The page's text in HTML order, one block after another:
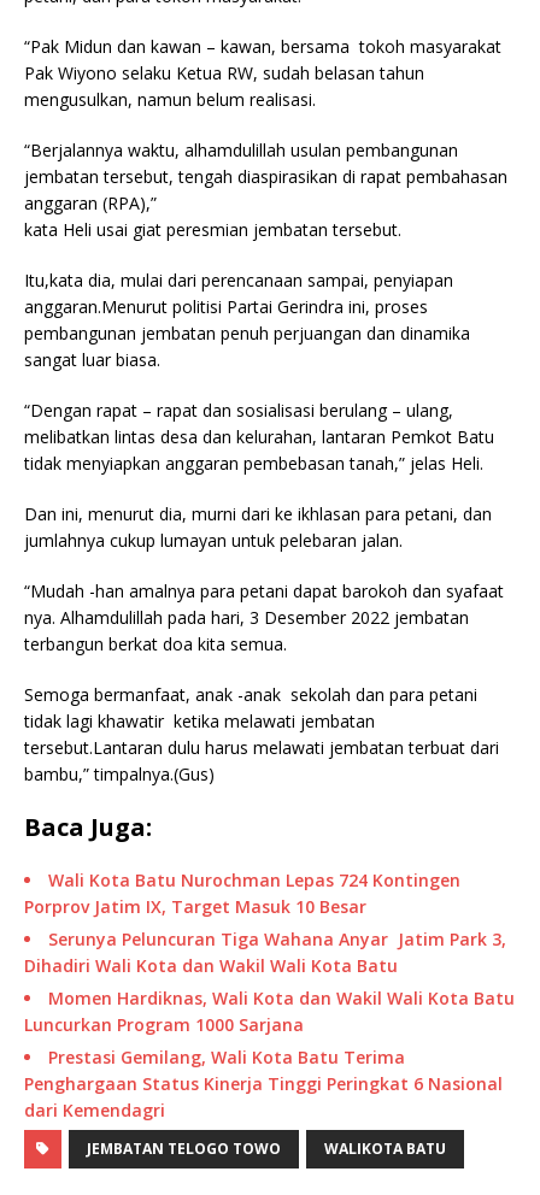
“Pak Midun dan kawan – kawan, bersama tokoh masyarakat
Pak Wiyono selaku Ketua RW, sudah belasan tahun
mengusulkan, namun belum realisasi.
“Berjalannya waktu, alhamdulillah usulan pembangunan
jembatan tersebut, tengah diaspirasikan di rapat pembahasan
anggaran (RPA),”
kata Heli usai giat peresmian jembatan tersebut.
Itu,kata dia, mulai dari perencanaan sampai, penyiapan
anggaran.Menurut politisi Partai Gerindra ini, proses
pembangunan jembatan penuh perjuangan dan dinamika
sangat luar biasa.
“Dengan rapat – rapat dan sosialisasi berulang – ulang,
melibatkan lintas desa dan kelurahan, lantaran Pemkot Batu
tidak menyiapkan anggaran pembebasan tanah,” jelas Heli.
Dan ini, menurut dia, murni dari ke ikhlasan para petani, dan
jumlahnya cukup lumayan untuk pelebaran jalan.
“Mudah -han amalnya para petani dapat barokoh dan syafaat
nya. Alhamdulillah pada hari, 3 Desember 2022 jembatan
terbangun berkat doa kita semua.
Semoga bermanfaat, anak -anak sekolah dan para petani
tidak lagi khawatir ketika melawati jembatan
tersebut.Lantaran dulu harus melawati jembatan terbuat dari
bambu,” timpalnya.(Gus)
Baca Juga:
Wali Kota Batu Nurochman Lepas 724 Kontingen
Porprov Jatim IX, Target Masuk 10 Besar
Serunya Peluncuran Tiga Wahana Anyar Jatim Park 3,
Dihadiri Wali Kota dan Wakil Wali Kota Batu
Momen Hardiknas, Wali Kota dan Wakil Wali Kota Batu
Luncurkan Program 1000 Sarjana
Prestasi Gemilang, Wali Kota Batu Terima
Penghargaan Status Kinerja Tinggi Peringkat 6 Nasional
dari Kemendagri
JEMBATAN TELOGO TOWO WALIKOTA BATU